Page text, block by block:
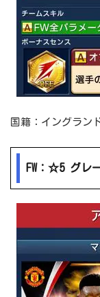
国籍：イングラン
FW：☆5 グレ